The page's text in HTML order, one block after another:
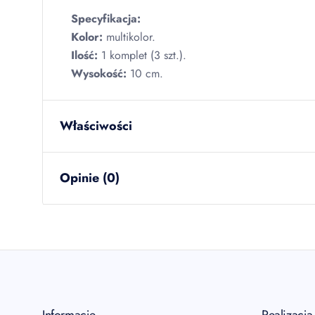
Specyfikacja:
Kolor: multikolor.
Ilość: 1 komplet (3 szt.).
Wysokość: 10 cm.
Właściwości
ilość w opakowaniu zbiorczym
Opinie (0)